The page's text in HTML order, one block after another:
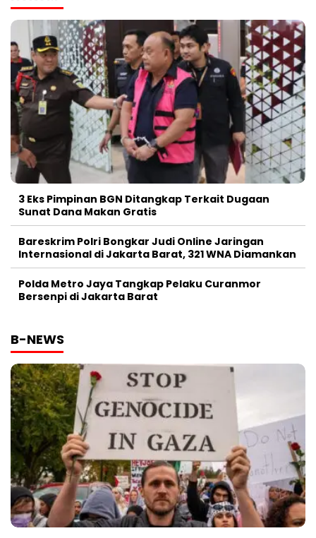
3 Eks Pimpinan BGN Ditangkap Terkait Dugaan
Sunat Dana Makan Gratis
Bareskrim Polri Bongkar Judi Online Jaringan
Internasional di Jakarta Barat, 321 WNA Diamankan
Polda Metro Jaya Tangkap Pelaku Curanmor
Bersenpi di Jakarta Barat
B-NEWS